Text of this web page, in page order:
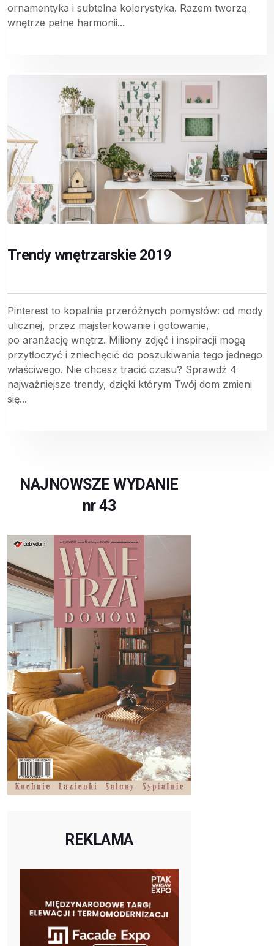
ornamentyka i subtelna kolorystyka. Razem tworzą
wnętrze pełne harmonii...
Trendy wnętrzarskie 2019
Pinterest to kopalnia przeróżnych pomysłów: od mody
ulicznej, przez majsterkowanie i gotowanie,
po aranżację wnętrz. Miliony zdjęć i inspiracji mogą
przytłoczyć i zniechęcić do poszukiwania tego jednego
właściwego. Nie chcesz tracić czasu? Sprawdź 4
najważniejsze trendy, dzięki którym Twój dom zmieni
się...
NAJNOWSZE WYDANIE
nr 43
REKLAMA